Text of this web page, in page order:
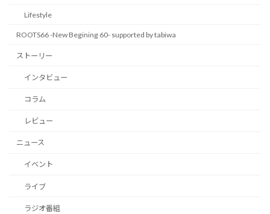
Lifestyle
ROOTS66 -New Begining 60- supported by tabiwa
ストーリー
インタビュー
コラム
レビュー
ニュース
イベント
ライブ
ラジオ番組